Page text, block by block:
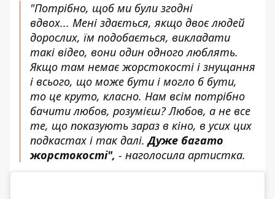
"Потрібно, щоб ми були згодні
вдвох... Мені здається, якщо двоє людей
дорослих, їм подобається, викладати
такі відео, вони один одного люблять.
Якщо там немає жорстокості і знущання
і всього, що може бути і могло б бути,
то це круто, класно. Нам всім потрібно
бачити любов, розумієш? Любов, а не все
те, що показують зараз в кіно, в усих цих
подкастах і так далі.Дуже багато
жорстокості", - наголосила артистка.